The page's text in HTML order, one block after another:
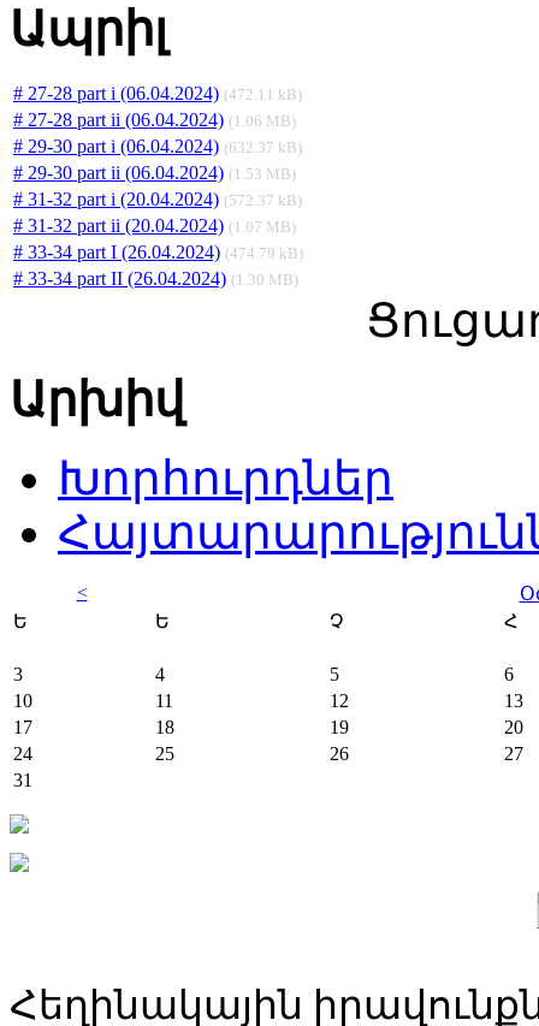
Ապրիլ
# 27-28 part i (06.04.2024) (472.11 kB)
# 27-28 part ii (06.04.2024) (1.06 MB)
# 29-30 part i (06.04.2024) (632.37 kB)
# 29-30 part ii (06.04.2024) (1.53 MB)
# 31-32 part i (20.04.2024) (572.37 kB)
# 31-32 part ii (20.04.2024) (1.07 MB)
# 33-34 part I (26.04.2024) (474.79 kB)
# 33-34 part II (26.04.2024) (1.30 MB)
Արխիվ
Խորհուրդներ
<
Ե
Ե Չ Հ
3 4 5
6
10
11 12
13
17
18 19
20
24
25 26
27
31
Հեղինակային